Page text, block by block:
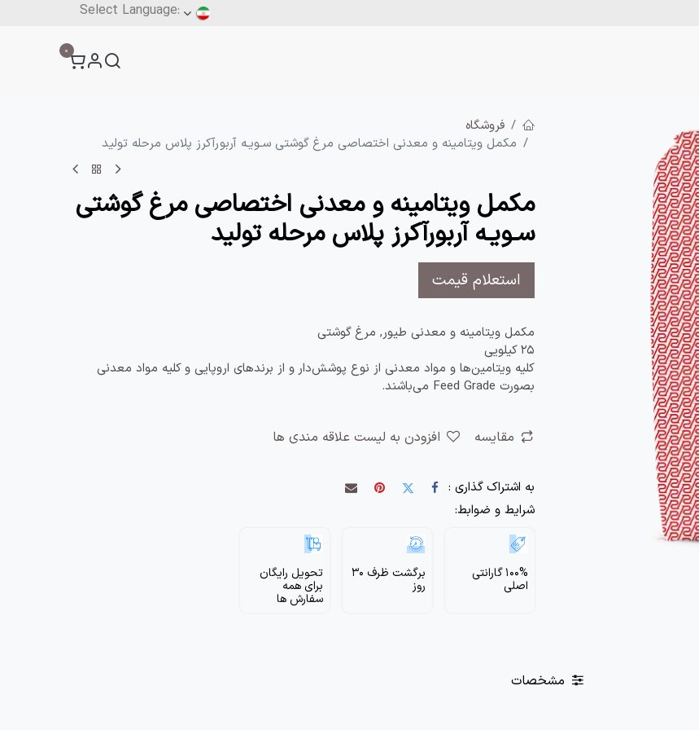
تماس با ما
0
فروشگاه
مکمل ویتامینه و معدنی اختصاصی مرغ گوشتی سـویـه آربورآکرز پلاس مرحله تولید
مکمل ویتامینه و معدنی اختصاصی مرغ گوشتی
سـویـه آربورآکرز پلاس مرحله تولید
استعلام قیمت
مکمل ویتامینه و معدنی طیور, مرغ گوشتی
۲۵ کیلویی
کلیه ویتامین‌ها و مواد معدنی از نوع پوشش‌دار و از برندهای اروپایی و کلیه مواد معدنی
بصورت Feed Grade می‌باشند.
مقایسه افزودن به لیست علاقه مندی ها
به اشتراک گذاری :
شرایط و ضوابط:
100% گارانتی
اصلی
برگشت ظرف 30
روز
تحویل رایگان
برای همه
سفارش ها
مشخصات